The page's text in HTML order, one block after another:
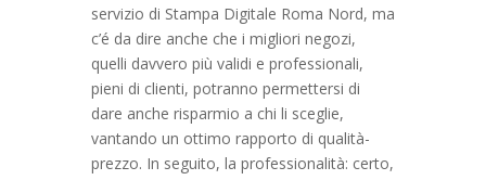
servizio di Stampa Digitale Roma Nord, ma
c’é da dire anche che i migliori negozi,
quelli davvero più validi e professionali,
pieni di clienti, potranno permettersi di
dare anche risparmio a chi li sceglie,
vantando un ottimo rapporto di qualità-
prezzo. In seguito, la professionalità: certo,